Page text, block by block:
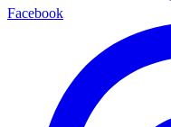
Facebook